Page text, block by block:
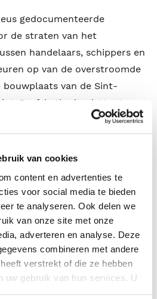
van cookies
content en advertenties te
voor social media te bieden
te analyseren. Ook delen we
van onze site met onze
adverteren en analyse. Deze
combineren met andere
verstrekt of die ze hebben
uw gebruik van hun services. U
cookievoorkeuren aanpassen
gedocumenteerde
de straten van het
handelaars, schippers en
op van de overstroomde
bouwplaats van de Sint-
Baafskathedraal. Vang een
hoven van het
gluur binnen in de ateliers van
de grootste kunstenaars van
generaties van een
bij momenten genadeloos, bij
een plaats in de wereld zocht.
met de eindigheid van alles
vooral niet vergeten wilde